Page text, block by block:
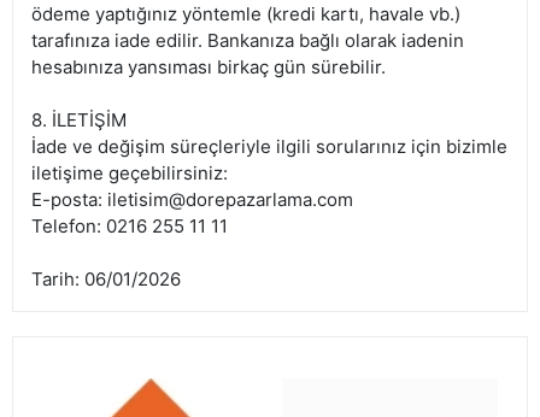
ödeme yaptığınız yöntemle (kredi kartı, havale vb.)
tarafınıza iade edilir. Bankanıza bağlı olarak iadenin
hesabınıza yansıması birkaç gün sürebilir.
8. İLETİŞİM
İade ve değişim süreçleriyle ilgili sorularınız için bizimle
iletişime geçebilirsiniz:
E-posta: iletisim@dorepazarlama.com
Telefon: 0216 255 11 11
Tarih: 06/01/2026